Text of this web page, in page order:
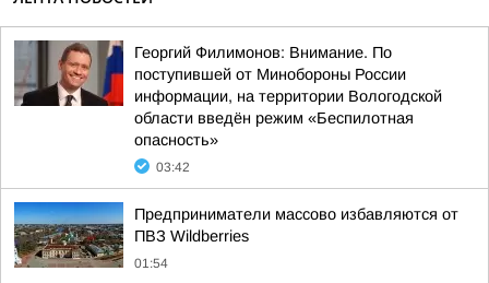
Георгий Филимонов: Внимание. По
поступившей от Минобороны России
информации, на территории Вологодской
области введён режим «Беспилотная
опасность»
03:42
Предприниматели массово избавляются от
ПВЗ Wildberries
01:54